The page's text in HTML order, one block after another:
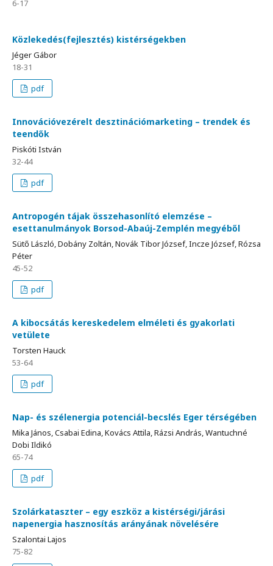
6-17
Közlekedés(fejlesztés) kistérségekben
Jéger Gábor
18-31
pdf
Innovációvezérelt desztinációmarketing – trendek és
teendők
Piskóti István
32-44
pdf
Antropogén tájak összehasonlító elemzése –
esettanulmányok Borsod-Abaúj-Zemplén megyéből
Sütő László, Dobány Zoltán, Novák Tibor József, Incze József, Rózsa
Péter
45-52
pdf
A kibocsátás kereskedelem elméleti és gyakorlati
vetülete
Torsten Hauck
53-64
pdf
Nap- és szélenergia potenciál-becslés Eger térségében
Mika János, Csabai Edina, Kovács Attila, Rázsi András, Wantuchné
Dobi Ildikó
65-74
pdf
Szolárkataszter – egy eszköz a kistérségi/járási
napenergia hasznosítás arányának növelésére
Szalontai Lajos
75-82